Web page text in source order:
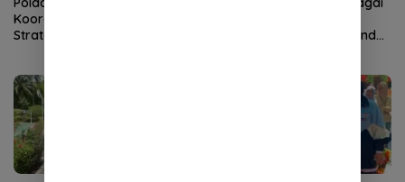
Koordinasi Amankan Proyek
Strategis
Banda Aceh, Nursyam Pindah